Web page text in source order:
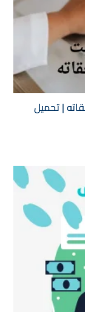
| تحميل